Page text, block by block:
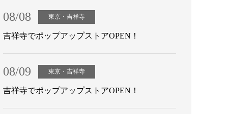
08/08 東京・吉祥寺
吉祥寺でポップアップストアOPEN！
08/09 東京・吉祥寺
吉祥寺でポップアップストアOPEN！